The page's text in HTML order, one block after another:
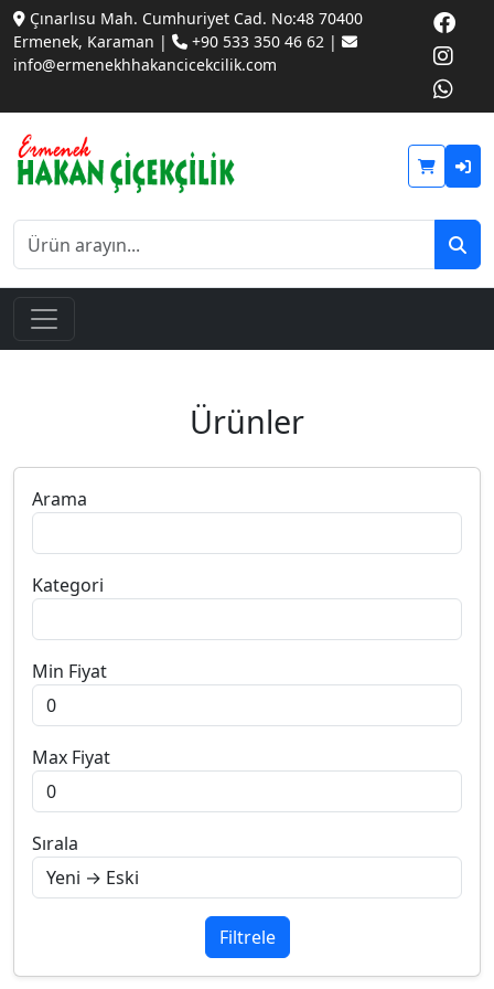
Çınarlısu Mah. Cumhuriyet Cad. No:48 70400
Ermenek, Karaman |
+90 533 350 46 62 |
info@ermenekhhakancicekcilik.com
Ürünler
Arama
Kategori
Min Fiyat
Max Fiyat
Sırala
Filtrele